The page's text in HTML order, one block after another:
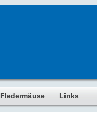
Fledermäuse Links